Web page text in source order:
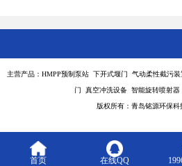
主营产品：HMPP预制泵站 下开式堰门 气动柔性截污
门 真空冲洗设备 智能旋转喷射
版权所有：青岛铭源环保科
首页 在线QQ